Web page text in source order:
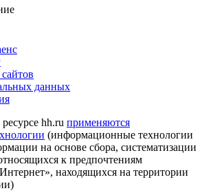
данных
hh.ru применяются
(информационные технологии
на основе сбора, систематизации
к предпочтениям
находящихся на территории